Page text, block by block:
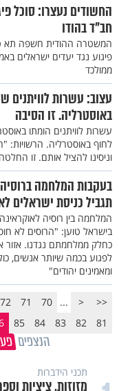
החשודים נעצרו: סוכל
חב"ד בהודו
המשטרה ההודית חשפה תא
פיגוע נגד יעדים ישראלים
ממולכד
עצוב: עשרות לוויתנים
באוסטרליה. זו הסיבה
עשרות לוויתנים הומתו
לחוף באוסטרליה. הרשויות:
וניסינו להציל אותם. זו
בעקבות המלחמה
תגביל כניסת ישראלים
המלחמה בין רוסיה
בישראל טוען: "הרוסים לא
כחלק ממלחמתם נגדנו. אזור
לפגוע בכמה שיותר אנשים,
ומאמינים יהודים"
<<
<
...
70
71
72
81
82
83
84
85
הנצפים
תכני הידברות
מזוזות, ציציות